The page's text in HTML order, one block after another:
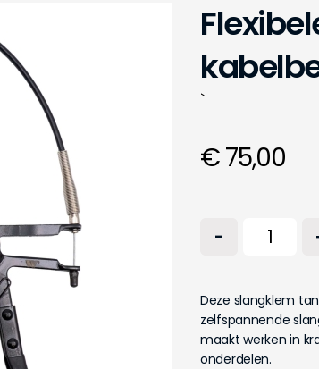
`
€ 75,00
-
Deze slangklem
zelfspannende
maakt werken in
onderdelen.